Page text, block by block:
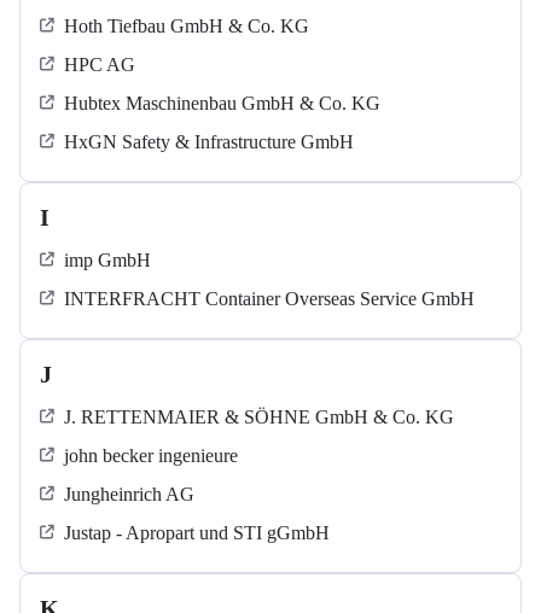
Hoth Tiefbau GmbH & Co. KG
HPC AG
Hubtex Maschinenbau GmbH & Co. KG
HxGN Safety & Infrastructure GmbH
I
imp GmbH
INTERFRACHT Container Overseas Service GmbH
J
J. RETTENMAIER & SÖHNE GmbH & Co. KG
john becker ingenieure
Jungheinrich AG
Justap - Apropart und STI gGmbH